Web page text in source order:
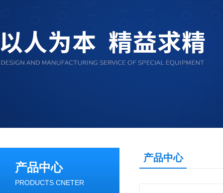
产品中心
PRODUCTS CNETER
产品中心